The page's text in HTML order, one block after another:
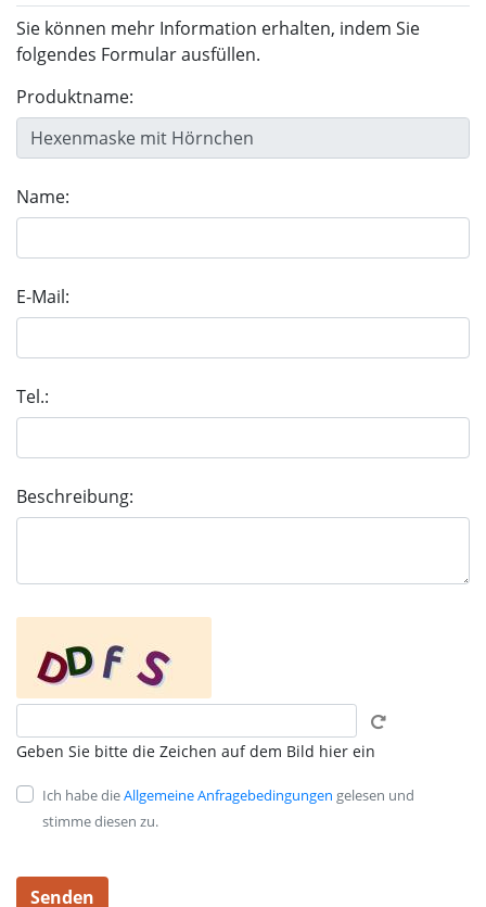
Sie können mehr Information erhalten, indem Sie
folgendes Formular ausfüllen.
Produktname:
Name:
E-Mail:
Tel.:
Beschreibung:
Geben Sie bitte die Zeichen auf dem Bild hier ein
Ich habe dieAllgemeine Anfragebedingungen gelesen und
stimme diesen zu.